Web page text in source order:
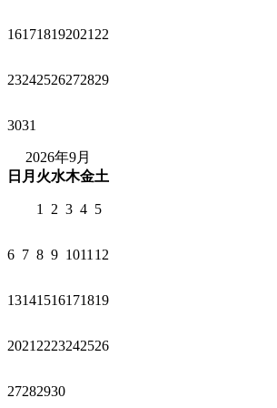
161718192021 22
23242526272829
3031
2026年9月
日 月 火水木金土
1 2 3 4 5
6 7 8 9 1011 12
13141516171819
2021 2223242526
27282930